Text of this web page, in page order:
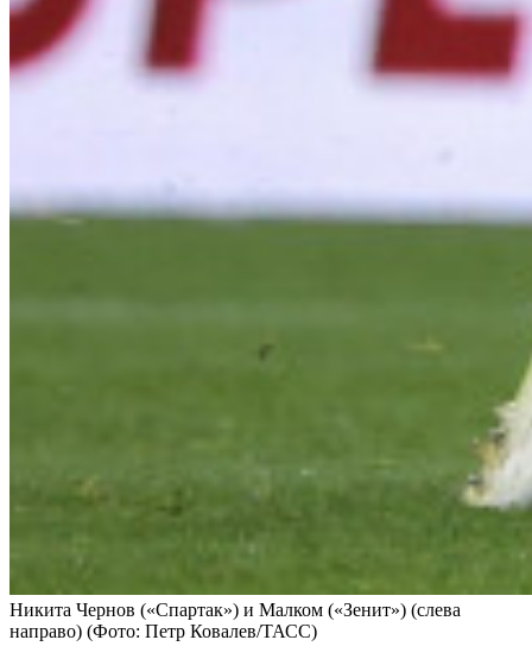
Никита Чернов («Спартак») и Малком («Зенит») (слева
направо) (Фото: Петр Ковалев/ТАСС)